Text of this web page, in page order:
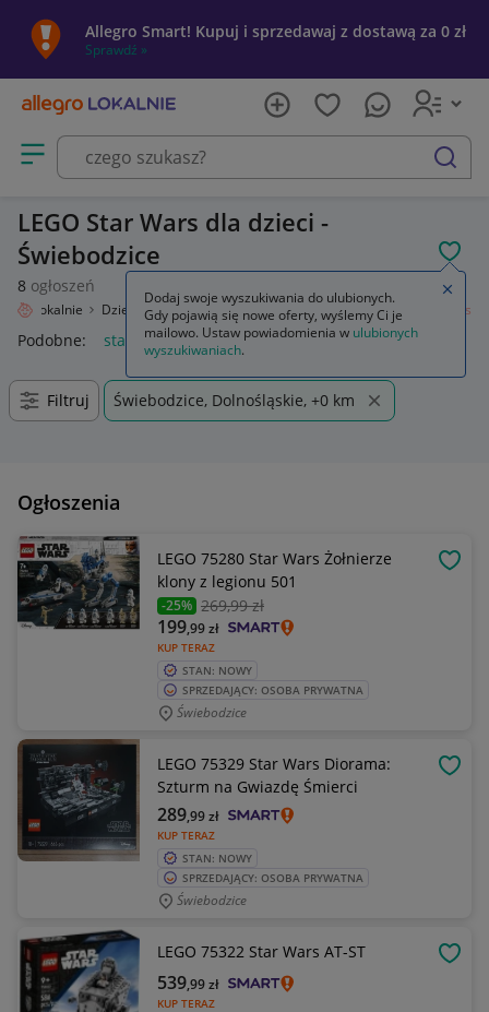
Allegro Smart! Kupuj i sprzedawaj z dostawą za 0 zł
Sprawdź »
Otwórz menu z kategoriami
szukaj
LEGO Star Wars dla dzieci -
Świebodzice
8 ogłoszeń
Lokalnie Dziecko Zabawki Klocki LEGO Zestawy Star Wars
Podobne: star wars lego star wars lego star wars figurki
Filtruj Świebodzice, Dolnośląskie, +0 km
Ogłoszenia
LEGO 75280 Star Wars Żołnierze
klony z legionu 501
-25% 269,99 zł
KUP TERAZ
199,99zł
STAN: NOWY
SPRZEDAJĄCY: OSOBA PRYWATNA
Świebodzice
LEGO 75329 Star Wars Diorama:
Szturm na Gwiazdę Śmierci
KUP TERAZ
289,99zł
STAN: NOWY
SPRZEDAJĄCY: OSOBA PRYWATNA
Świebodzice
LEGO 75322 Star Wars AT-ST
KUP TERAZ
539,99zł
Dodaj swoje wyszukiwania do ulubionych.
Gdy pojawią się nowe oferty, wyślemy Ci je
mailowo. Ustaw powiadomienia w ulubionych
wyszukiwaniach.